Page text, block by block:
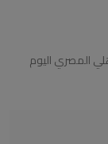
المصري اليوم